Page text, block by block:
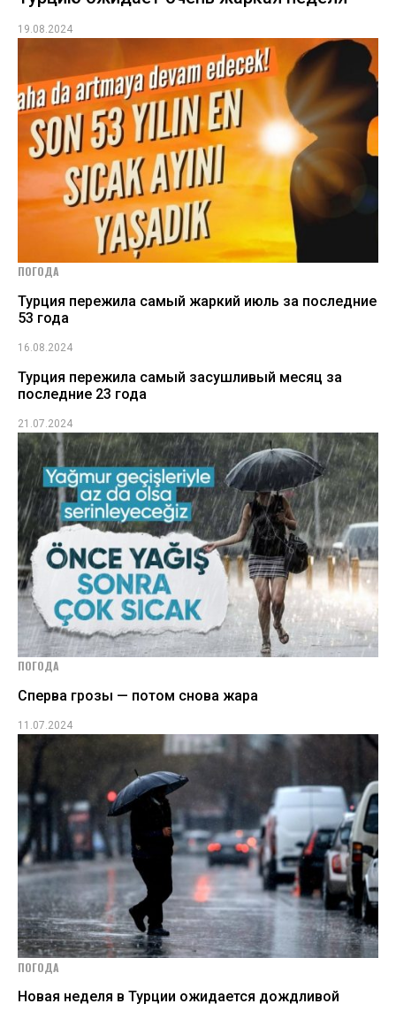
19.08.2024
ПОГОДА
Турция пережила самый жаркий июль за последние
53 года
16.08.2024
Турция пережила самый засушливый месяц за
последние 23 года
21.07.2024
ПОГОДА
Сперва грозы — потом снова жара
11.07.2024
ПОГОДА
Новая неделя в Турции ожидается дождливой